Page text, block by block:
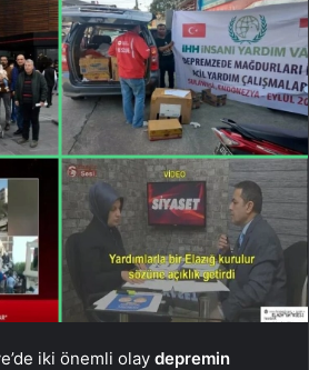
iki önemli olay depremin